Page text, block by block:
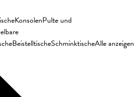
KonsolenPulte und
BeistelltischeSchminktischeAlle anzeigen